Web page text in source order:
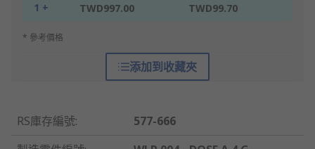
1 + TWD997.00 TWD99.70
* 參考價格
添加到收藏夾
RS庫存編號:
577-666